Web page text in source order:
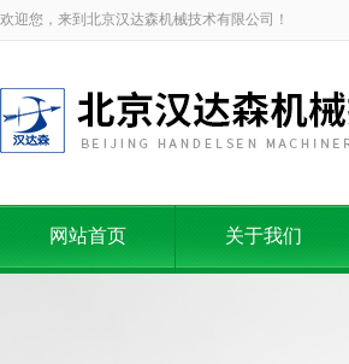
欢迎您，来到北京汉达森机械技术有限公司！
网站首页 关于我们